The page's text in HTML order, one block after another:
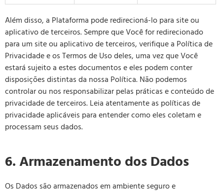
Além disso, a Plataforma pode redirecioná-lo para site ou
aplicativo de terceiros. Sempre que Você for redirecionado
para um site ou aplicativo de terceiros, verifique a Política de
Privacidade e os Termos de Uso deles, uma vez que Você
estará sujeito a estes documentos e eles podem conter
disposições distintas da nossa Política. Não podemos
controlar ou nos responsabilizar pelas práticas e conteúdo de
privacidade de terceiros. Leia atentamente as políticas de
privacidade aplicáveis para entender como eles coletam e
processam seus dados.
6. Armazenamento dos Dados
Os Dados são armazenados em ambiente seguro e